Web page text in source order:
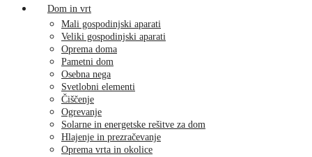
Dom in vrt
Mali gospodinjski aparati
Veliki gospodinjski aparati
Oprema doma
Pametni dom
Osebna nega
Svetlobni elementi
Čiščenje
Ogrevanje
Solarne in energetske rešitve za dom
Hlajenje in prezračevanje
Oprema vrta in okolice